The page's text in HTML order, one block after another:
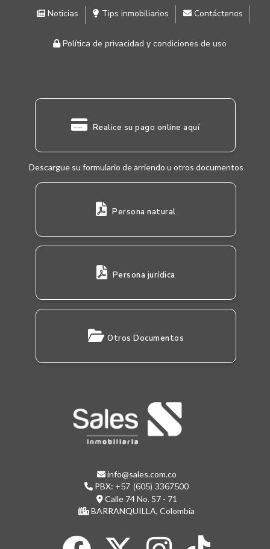
Noticias Tips inmobiliarios Contáctenos
Política de privacidad y condiciones de uso
Realice su pago online aquí
Descargue su formulario de arriendo u otros documentos
Persona natural
Persona jurídica
Otros Documentos
info@sales.com.co
PBX: +57 (605) 3367500
Calle 74 No. 57 - 71
BARRANQUILLA, Colombia